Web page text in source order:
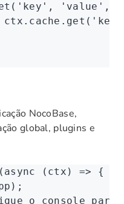
( 'key' , 'value' ,
ctx . cache .get ( 'key'
NocoBase,
global, plugins e
( async (ctx) => {
o console para